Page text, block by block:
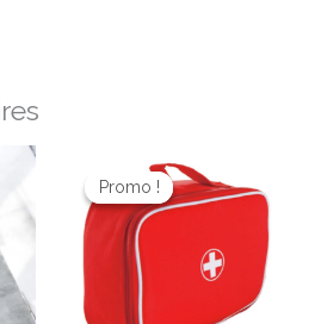
Promo !
Promo !
prix
initial
était :
23,00 €.
prix
actuel
16,10 €.